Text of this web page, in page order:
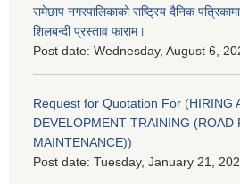
रामेछाप नगरपालिकाको राष्ट्रिय दैनिक
शिलबन्दी प्रस्ताव फाराम।
Post date: Wednesday, August 6,
Request for Quotation For (HIRING
DEVELOPMENT TRAINING (ROAD
MAINTENANCE))
Post date: Tuesday, January 21,